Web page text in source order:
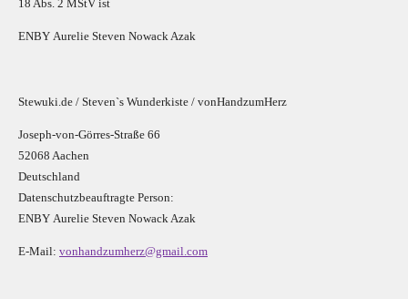
18 Abs. 2 MStV ist
ENBY Aurelie Steven Nowack Azak
Stewuki.de / Steven`s Wunderkiste / vonHandzumHerz
Joseph-von-Görres-Straße 66
52068 Aachen
Deutschland
Datenschutzbeauftragte Person:
ENBY Aurelie Steven Nowack Azak
E-Mail: vonhandzumherz@gmail.com